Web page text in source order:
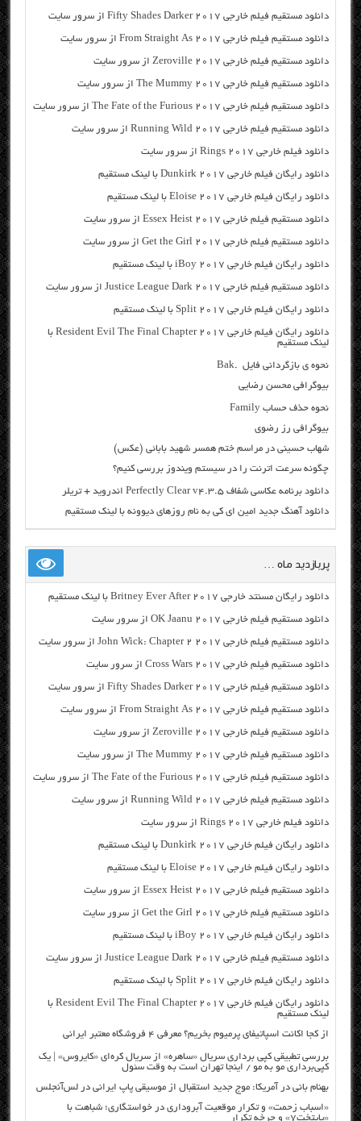
دانلود مستقیم فیلم خارجی Fifty Shades Darker 2017 از سرور سایت
دانلود مستقیم فیلم خارجی From Straight As 2017 از سرور سایت
دانلود مستقیم فیلم خارجی Zeroville 2017 از سرور سایت
دانلود مستقیم فیلم خارجی The Mummy 2017 از سرور سایت
دانلود مستقیم فیلم خارجی The Fate of the Furious 2017 از سرور سایت
دانلود مستقیم فیلم خارجی Running Wild 2017 از سرور سایت
دانلود فیلم خارجی Rings 2017 از سرور سایت
دانلود رایگان فیلم خارجی Dunkirk 2017 با لینک مستقیم
دانلود رایگان فیلم خارجی Eloise 2017 با لینک مستقیم
دانلود مستقیم فیلم خارجی Essex Heist 2017 از سرور سایت
دانلود مستقیم فیلم خارجی Get the Girl 2017 از سرور سایت
دانلود رایگان فیلم خارجی iBoy 2017 با لینک مستقیم
دانلود مستقیم فیلم خارجی Justice League Dark 2017 از سرور سایت
دانلود رایگان فیلم خارجی Split 2017 با لینک مستقیم
دانلود رایگان فیلم خارجی Resident Evil The Final Chapter 2017 با
لینک مستقیم
نحوه ی بازگردانی فایل .Bak
بیوگرافی محسن رضایی
نحوه حذف حساب Family
بیوگرافی رز رضوی
شهاب حسینی در مراسم ختم همسر شهید بابائی (عکس)
چگونه سرعت اترنت را در سیستم ویندوز بررسی کنیم؟
دانلود برنامه عکاسی شفاف Perfectly Clear v4.3.5 اندروید + تریلر
دانلود آهنگ جدید امین ای کی به نام روزهای دیوونه با لینک مستقیم
پربازدید ماه …
دانلود رایگان مسنتد خارجی Britney Ever After 2017 با لینک مستقیم
دانلود مستقیم فیلم خارجی OK Jaanu 2017 از سرور سایت
دانلود مستقیم فیلم خارجی John Wick: Chapter 2 2017 از سرور سایت
دانلود مستقیم فیلم خارجی Cross Wars 2017 از سرور سایت
دانلود مستقیم فیلم خارجی Fifty Shades Darker 2017 از سرور سایت
دانلود مستقیم فیلم خارجی From Straight As 2017 از سرور سایت
دانلود مستقیم فیلم خارجی Zeroville 2017 از سرور سایت
دانلود مستقیم فیلم خارجی The Mummy 2017 از سرور سایت
دانلود مستقیم فیلم خارجی The Fate of the Furious 2017 از سرور سایت
دانلود مستقیم فیلم خارجی Running Wild 2017 از سرور سایت
دانلود فیلم خارجی Rings 2017 از سرور سایت
دانلود رایگان فیلم خارجی Dunkirk 2017 با لینک مستقیم
دانلود رایگان فیلم خارجی Eloise 2017 با لینک مستقیم
دانلود مستقیم فیلم خارجی Essex Heist 2017 از سرور سایت
دانلود مستقیم فیلم خارجی Get the Girl 2017 از سرور سایت
دانلود رایگان فیلم خارجی iBoy 2017 با لینک مستقیم
دانلود مستقیم فیلم خارجی Justice League Dark 2017 از سرور سایت
دانلود رایگان فیلم خارجی Split 2017 با لینک مستقیم
دانلود رایگان فیلم خارجی Resident Evil The Final Chapter 2017 با
لینک مستقیم
از کجا اکانت اسپاتیفای پرمیوم بخریم؟ معرفی ۴ فروشگاه معتبر ایرانی
بررسی تطبیقی کپی برداری سریال «ساهره» از سریال کره‌ای «کایروس» | یک
کپی‌برداری مو به مو / اینجا تهران است به وقت سئول
بهنام بانی در آمریکا: موج جدید استقبال از موسیقی پاپ ایرانی در لس‌آنجلس
«اسباب زحمت» و تکرار موقعیت آبروداری در خواستگاری؛ شباهت با
«پایتخت۷» و چرخه تکرار